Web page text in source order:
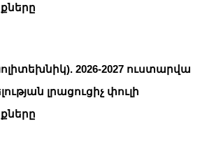
2026-2027 ուստարվա
լրացուցիչ փուլի